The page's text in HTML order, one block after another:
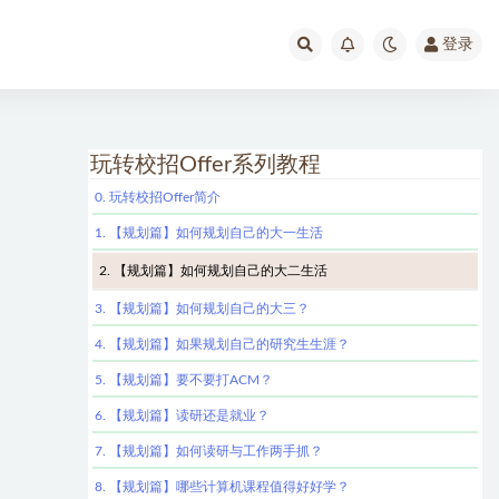
登录
玩转校招Offer系列教程
0. 玩转校招Offer简介
1. 【规划篇】如何规划自己的大一生活
2. 【规划篇】如何规划自己的大二生活
3. 【规划篇】如何规划自己的大三？
4. 【规划篇】如果规划自己的研究生生涯？
5. 【规划篇】要不要打ACM？
6. 【规划篇】读研还是就业？
7. 【规划篇】如何读研与工作两手抓？
8. 【规划篇】哪些计算机课程值得好好学？